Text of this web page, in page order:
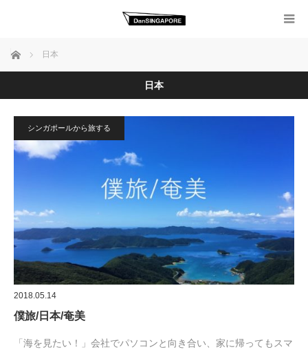
ホーム 日本
日本
シンガポールから旅する
2018.05.14
僕旅/日本/奄美
「海を見たい！」会社でパソコンと向き合い、家に帰ってもスマ